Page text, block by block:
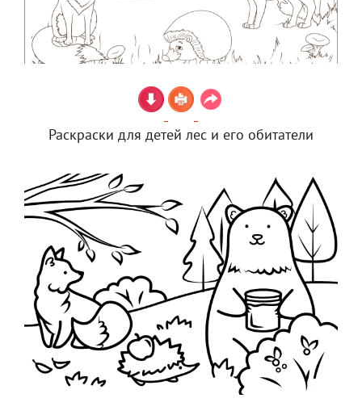
Раскраски для детей лес и его обитатели